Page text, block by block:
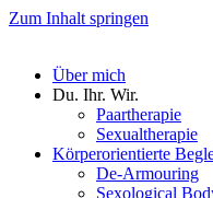
Zum Inhalt springen
Über mich
Du. Ihr. Wir.
Paartherapie
Sexualtherapie
Körperorientierte
De-Armouring
Sexological